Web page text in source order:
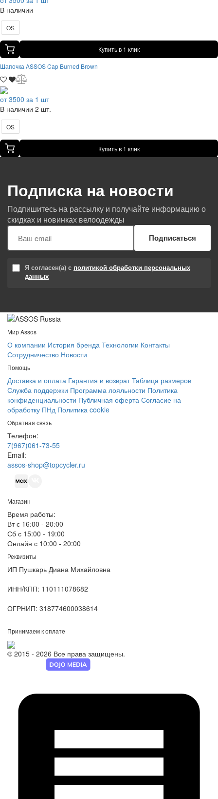
В наличии
OS
Купить в 1 клик
Шапочка ASSOS Cap Burned Brown
от 3500 за 1 шт
В наличии 2 шт.
OS
Купить в 1 клик
Подписка на новости
Подпишитесь на рассылку и получайте информацию о
скидках и новинках велоодежды
Подписаться
Я согласен(а) с политикой обработки персональных
данных
Мир Assos
О компании История бренда Технологии Контакты
Сотрудничество Новости
Помощь
Доставка и оплата Гарантия и возврат Таблица размеров
Служба поддержки Программа лояльности Политика
конфиденциальности Публичная оферта Согласие на
обработку ПНд Политика cookie
Обратная связь
Телефон:
7(967)061-73-55
Email:
assos-shop@topcycler.ru
Магазин
Время работы:
Вт с 16:00 - 20:00
Сб с 15:00 - 19:00
Онлайн с 10:00 - 20:00
Реквизиты
ИП Пушкарь Диана Михайловна
ИНН/КПП: 110111078682
ОГРНИП: 318774600038614
Принимаем к оплате
© 2015 - 2026 Все права защищены.